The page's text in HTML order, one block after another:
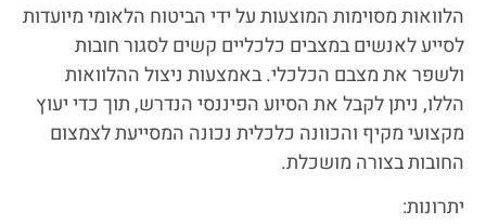
הלוואות מסוימות המוצעות על ידי הביטוח הלאומי מיועדות
לסייע לאנשים במצבים כלכליים קשים לסגור חובות
ולשפר את מצבם הכלכלי. באמצעות ניצול ההלוואות
הללו, ניתן לקבל את הסיוע הפיננסי הנדרש, תוך כדי יעוץ
מקצועי מקיף והכוונה כלכלית נכונה המסייעת לצמצום
החובות בצורה מושכלת.
יתרונות: